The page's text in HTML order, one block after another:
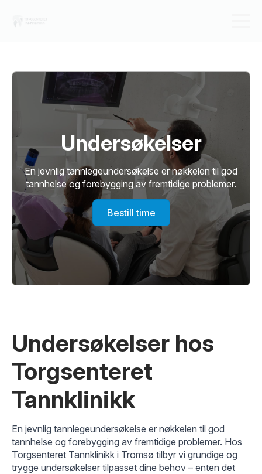
Undersøkelser
En jevnlig tannlegeundersøkelse er nøkkelen til god
tannhelse og forebygging av fremtidige problemer.
Bestill time
Undersøkelser hos
Torgsenteret
Tannklinikk
En jevnlig tannlegeundersøkelse er nøkkelen til god
tannhelse og forebygging av fremtidige problemer. Hos
Torgsenteret Tannklinikk i Tromsø tilbyr vi grundige og
trygge undersøkelser tilpasset dine behov – enten det